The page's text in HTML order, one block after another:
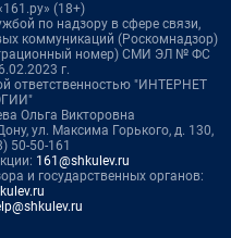
(18+)
по надзору в сфере связи,
коммуникаций (Роскомнадзор)
номер) СМИ ЭЛ № ФС
г.
ответственностью "ИНТЕРНЕТ
Ольга Викторовна
ул. Максима Горького, д. 130,
50-50-161
161@shkulev.ru
и государственных органов: